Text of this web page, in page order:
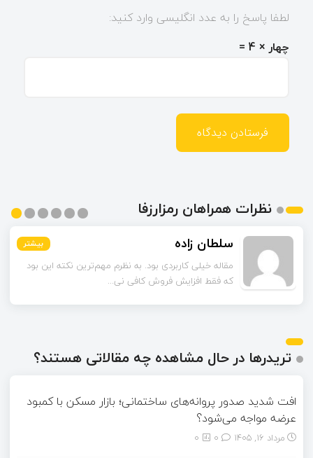
لطفا پاسخ را به عدد انگلیسی وارد کنید:
چهار × 4 =
نظرات همراهان رمزارزفا
بیشتر
بیشتر
بیشتر
بیشتر
بیشتر سلطان زاده بیشتر
مقاله خیلی کاربردی بود. به نظرم مهم‌ترین نکته این بود
که فقط افزایش فروش کافی نی...
تریدرها در حال مشاهده چه مقالاتی هستند؟
افت شدید صدور پروانه‌های ساختمانی؛ بازار مسکن با کمبود
عرضه مواجه می‌شود؟
مرداد ۱۶, ۱۴۰۵ 0